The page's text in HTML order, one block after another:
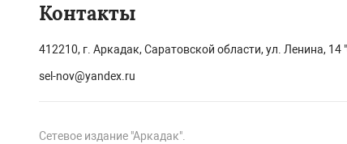
Контакты
412210, г. Аркадак, Саратовской области, ул. Ленина, 14
sel-nov@yandex.ru
Сетевое издание "Аркадак".